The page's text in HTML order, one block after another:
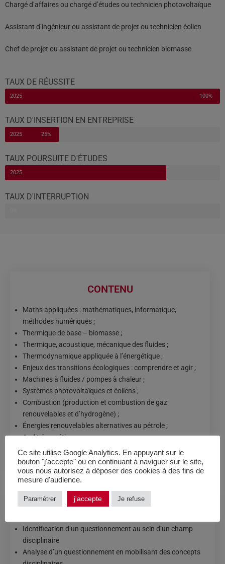
Chargé d’affaires ou chargé d’études ou technicien photovoltaïque
Assistant d’ingénieur ou assistant de projet ou technicien éolien
Chef de projet ou assistant de projet ou technicien biomasse
TAUX DE RÉUSSITE
2025 100%
TAUX D'INSERTION EN ENTREPRISE
2025 25%
TAUX POURSUITE D'ÉTUDES
2025
TAUX D'INTERRUPTION
CONTENU
Maths appliquées : mathématiques, informatique,
méthodes numériques ;
Thermique de base – biomasse ;
Thermique, acoustique, mécanique des fluides ;
Thermodynamique appliquée à l’énergétique ;
Enjeux des transitions écologiques : comprendre et agir ;
Machines à fluides / pompes à chaleur ;
Systèmes photovoltaïques et éoliens ;
Combustion (production et combustion de gaz
renouvelables et d’hydrogène) ;
Énergies renouvelables alternatives au pétrole ;
Audit énergétique ;
Anglais.
COMPÉTENCES VISÉES
Identification d’un questionnement au sein d’un champ
disciplinaire
Analyse d’un questionnement en mobilisant des concepts
Ce site utilise Google Analytics. En appuyant sur le
bouton "j'accepte" ou en continuant à naviguer sur le site,
vous nous autorisez à déposer des cookies à des fins de
mesure d'audience.
Paramétrer j'accepte Je refuse